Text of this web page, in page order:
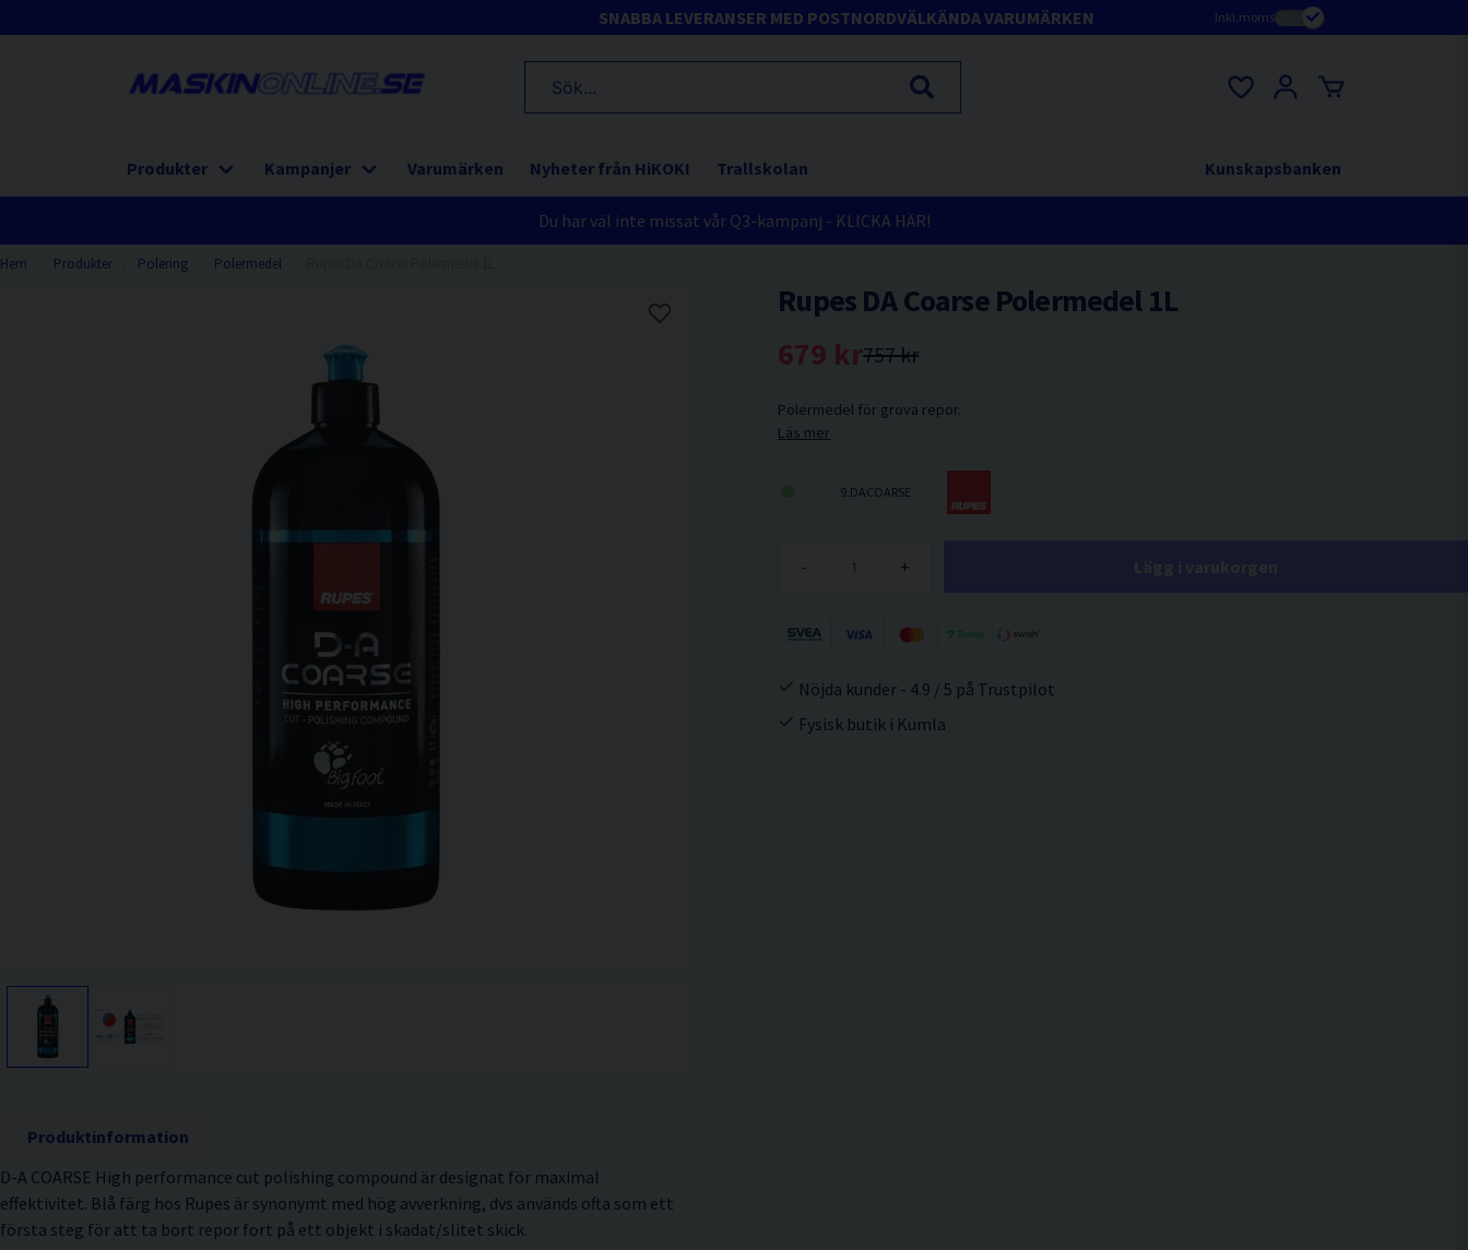
SNABBA LEVERANSER MED POSTNORDVÄLKÄNDA VARUMÄRKEN Inkl.moms
Produkter Kampanjer Varumärken Nyheter från HiKOKI Trallskolan Kunskapsbanken
Du har väl inte missat vår Q3-kampanj - KLICKA HÄR!
Hem Produkter Polering Polermedel
Produktinformation
D-A COARSE High performance cut polishing compound är designat för maximal
effektivitet. Blå färg hos Rupes är synonymt med hög avverkning, dvs används ofta som ett
första steg för att ta bort repor fort på ett objekt i skadat/slitet skick.
Rupes DA Coarse Polermedel 1L
757 kr
679 kr
Polermedel för grova repor.
Läs mer
9.DACOARSE
- +
Nöjda kunder - 4.9 / 5 på Trustpilot
Fysisk butik i Kumla